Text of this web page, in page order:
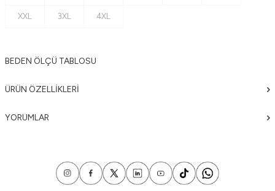
XXL 3XL 4XL
BEDEN ÖLÇÜ TABLOSU
ÜRÜN ÖZELLIKLERI
YORUMLAR